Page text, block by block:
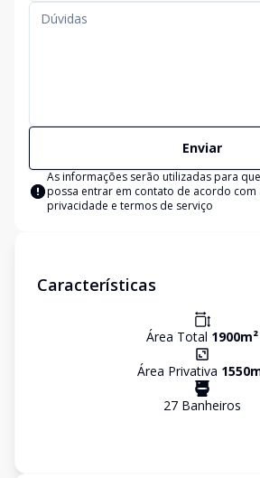
Enviar
As informações serão utilizadas para
possa entrar em contato de acordo com
privacidade e termos de serviço
Características
Área Total 1900m²
Área Privativa 1550
27 Banheiros